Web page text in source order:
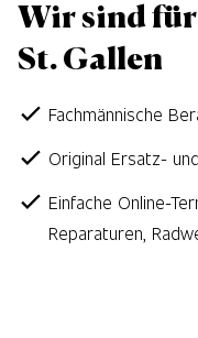
Wir sind für
St. Gallen
Fachmännische
Original Ersatz-
Einfache Online-
Reparaturen,